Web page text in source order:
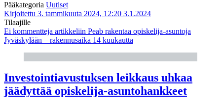
Pääkategoria Uutiset
Kirjoitettu 3. tammikuuta 2024, 12:20 3.1.2024
Tilaajille
Ei kommentteja artikkeliin Peab rakentaa opiskelija-asuntoja
Jyväskylään – rakennusaika 14 kuukautta
Investointiavustuksen leikkaus uhkaa
jäädyttää opiskelija-asuntohankkeet